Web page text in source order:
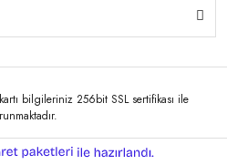
bilgileriniz 256bit SSL sertifikası ile
e-